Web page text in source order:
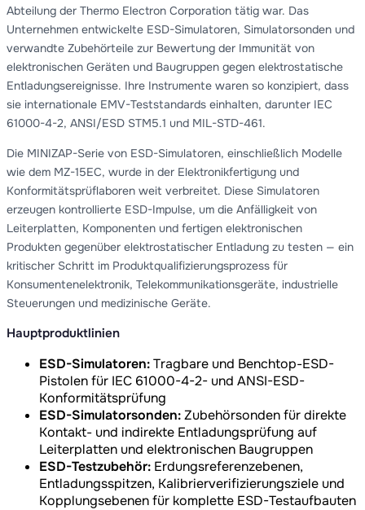
Abteilung der Thermo Electron Corporation tätig war. Das
Unternehmen entwickelte ESD-Simulatoren, Simulatorsonden und
verwandte Zubehörteile zur Bewertung der Immunität von
elektronischen Geräten und Baugruppen gegen elektrostatische
Entladungsereignisse. Ihre Instrumente waren so konzipiert, dass
sie internationale EMV-Teststandards einhalten, darunter IEC
61000-4-2, ANSI/ESD STM5.1 und MIL-STD-461.
Die MINIZAP-Serie von ESD-Simulatoren, einschließlich Modelle
wie dem MZ-15EC, wurde in der Elektronikfertigung und
Konformitätsprüflaboren weit verbreitet. Diese Simulatoren
erzeugen kontrollierte ESD-Impulse, um die Anfälligkeit von
Leiterplatten, Komponenten und fertigen elektronischen
Produkten gegenüber elektrostatischer Entladung zu testen — ein
kritischer Schritt im Produktqualifizierungsprozess für
Konsumentenelektronik, Telekommunikationsgeräte, industrielle
Steuerungen und medizinische Geräte.
Hauptproduktlinien
ESD-Simulatoren:Tragbare und Benchtop-ESD-
Pistolen für IEC 61000-4-2- und ANSI-ESD-
Konformitätsprüfung
ESD-Simulatorsonden:Zubehörsonden für direkte
Kontakt- und indirekte Entladungsprüfung auf
Leiterplatten und elektronischen Baugruppen
ESD-Testzubehör: Erdungsreferenzebenen,
Entladungsspitzen, Kalibrierverifizierungsziele und
Kopplungsebenen für komplette ESD-Testaufbauten